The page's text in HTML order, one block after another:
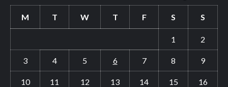
M T W T F S S
1 2
3 4 5 6 7 8 9
10 11 12 13 14 15 16